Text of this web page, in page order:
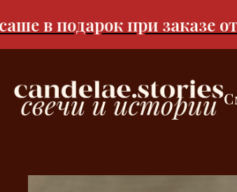
в подарок при заказе от